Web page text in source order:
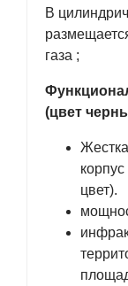
В
газа ;
(цвет
цвет).